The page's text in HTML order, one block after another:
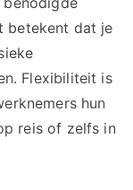
betekent dat je
Flexibiliteit is
hun
reis of zelfs in